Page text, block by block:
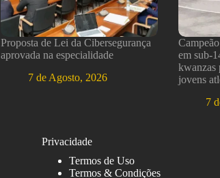
Proposta de Lei da Cibersegurança
aprovada na especialidade
7 de Agosto, 2026
em sub-
kwanzas
jovens
7
Privacidade
Termos de Uso
Termos & Condições